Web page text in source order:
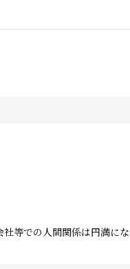
等での人間関係は円満に